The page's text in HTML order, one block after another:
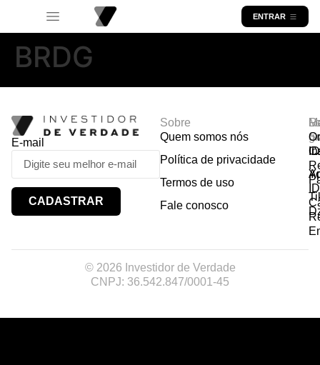
ENTRAR
BRDG
E-mail
CADASTRAR
Sobre
Quem somos nós
Política de privacidade
Termos de uso
Fale conosco
© 2026 Investidor de Verdade
CNPJ: 36.542.847/0001-45